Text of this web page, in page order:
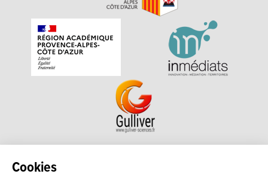
Cookies
Echosciences Sud Provence-Alpes-Côte d'Azur est à